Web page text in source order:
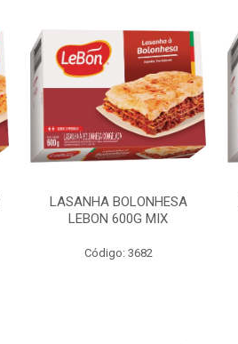
LASANHA BOLONHESA
LEBON 600G MIX
Código: 3682